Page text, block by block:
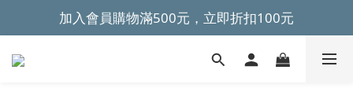
~全館滿499元免運~
加入會員購物滿500元，立即折扣100元
~全館滿499元免運~